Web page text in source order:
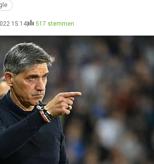
15:14 517 stemmen